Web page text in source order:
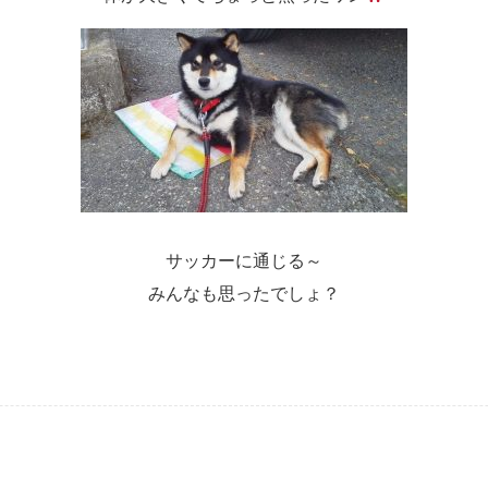
サッカーに通じる～
みんなも思ったでしょ？